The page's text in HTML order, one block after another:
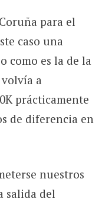
para el
caso una
como es la de la
a
prácticamente
de diferencia en
nuestros
salida del